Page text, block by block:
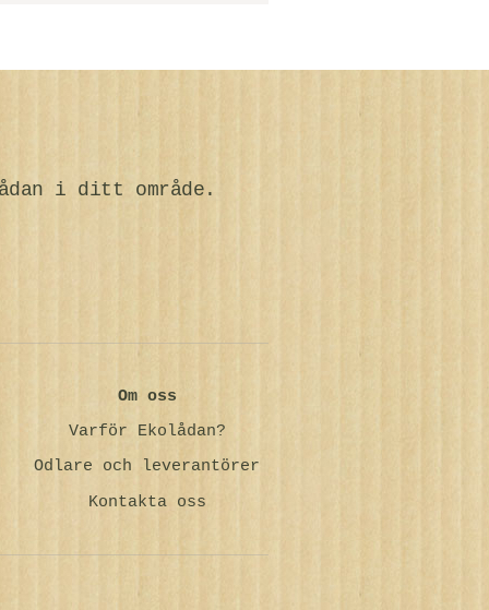
i ditt område.
Om oss
Varför Ekolådan?
Odlare och leverantörer
Kontakta oss